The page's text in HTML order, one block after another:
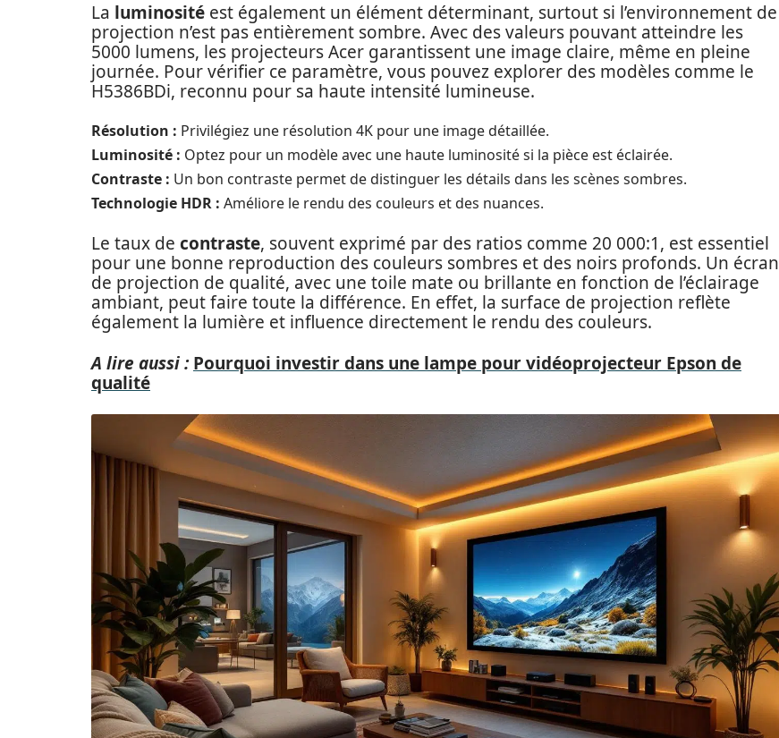
La luminosité est également un élément déterminant, surtout si l’environnement de
projection n’est pas entièrement sombre. Avec des valeurs pouvant atteindre les
5000 lumens, les projecteurs Acer garantissent une image claire, même en pleine
journée. Pour vérifier ce paramètre, vous pouvez explorer des modèles comme le
H5386BDi, reconnu pour sa haute intensité lumineuse.
Résolution : Privilégiez une résolution 4K pour une image détaillée.
Luminosité : Optez pour un modèle avec une haute luminosité si la pièce est éclairée.
Contraste : Un bon contraste permet de distinguer les détails dans les scènes sombres.
Technologie HDR : Améliore le rendu des couleurs et des nuances.
Le taux de contraste, souvent exprimé par des ratios comme 20 000:1, est essentiel
pour une bonne reproduction des couleurs sombres et des noirs profonds. Un écran
de projection de qualité, avec une toile mate ou brillante en fonction de l’éclairage
ambiant, peut faire toute la différence. En effet, la surface de projection reflète
également la lumière et influence directement le rendu des couleurs.
A lire aussi : Pourquoi investir dans une lampe pour vidéoprojecteur Epson de
qualité